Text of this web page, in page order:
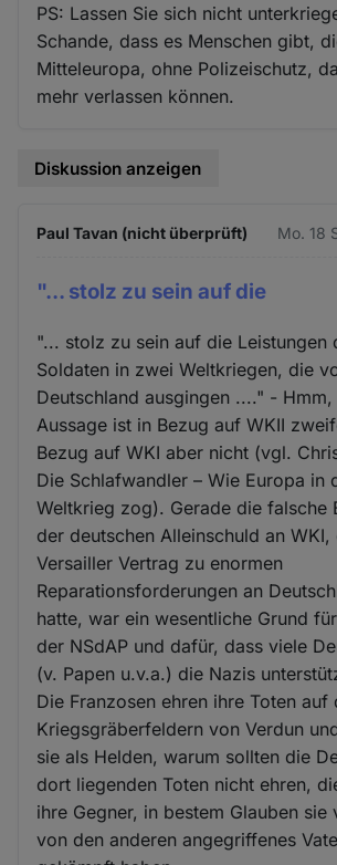
PS: Lassen Sie sich nicht
Schande, dass es Menschen gibt,
Mitteleuropa, ohne Polizeischutz,
mehr verlassen können.
Diskussion anzeigen
Paul Tavan (nicht überprüft) Mo. 18
"... stolz zu sein auf die
"... stolz zu sein auf die Leistungen
Soldaten in zwei Weltkriegen, die
Deutschland ausgingen ...." - Hmm,
Aussage ist in Bezug auf WKII
Bezug auf WKI aber nicht (vgl.
Die Schlafwandler – Wie Europa in
Weltkrieg zog). Gerade die falsche
der deutschen Alleinschuld an WKI,
Versailler Vertrag zu enormen
Reparationsforderungen an
hatte, war ein wesentliche Grund
der NSdAP und dafür, dass viele
(v. Papen u.v.a.) die Nazis
Die Franzosen ehren ihre Toten auf
Kriegsgräberfeldern von Verdun
sie als Helden, warum sollten die
dort liegenden Toten nicht ehren,
ihre Gegner, in bestem Glauben
von den anderen angegriffenes